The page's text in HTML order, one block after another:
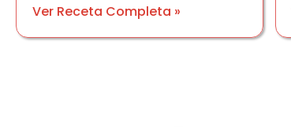
Ver Receta Completa »